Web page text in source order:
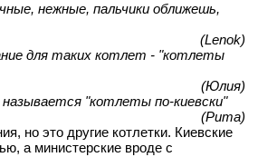
нежные, пальчики оближешь,
(Lenok)
для таких котлет - "котлеты
(Юлия)
"котлеты по-киевски"
(Рита)
но это другие котлетки. Киевские
а министерские вроде с